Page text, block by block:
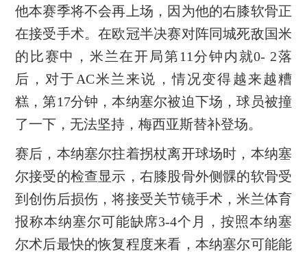
他本赛季将不会再上场，因为他的右膝软骨正
在接受手术。在欧冠半决赛对阵同城死敌国米
的比赛中，米兰在开局第11分钟内就0- 2落
后，对于AC米兰来说，情况变得越来越糟
糕，第17分钟，本纳塞尔被迫下场，球员被撞
了一下，无法坚持，梅西亚斯替补登场。
赛后，本纳塞尔拄着拐杖离开球场时，本纳塞
尔接受的检查显示，右膝股骨外侧髁的软骨受
到创伤后损伤，将接受关节镜手术，米兰体育
报称本纳塞尔可能缺席3-4个月，按照本纳塞
尔术后最快的恢复程度来看，本纳塞尔可能能